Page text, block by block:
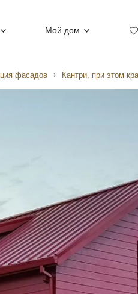
Мой дом
фасадов Кантри, при этом